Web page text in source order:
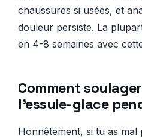
chaussures si usées, et
douleur persiste. La
en 4-8 semaines avec
Comment
l’essuie-glace
Honnêtement, si tu as mal